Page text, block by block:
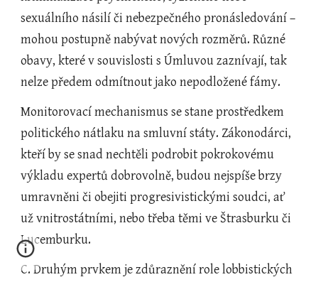
sexuálního násilí či nebezpečného pronásledování –
mohou postupně nabývat nových rozměrů. Různé
obavy, které v souvislosti s Úmluvou zaznívají, tak
nelze předem odmítnout jako nepodložené fámy.
Monitorovací mechanismus se stane prostředkem
politického nátlaku na smluvní státy. Zákonodárci,
kteří by se snad nechtěli podrobit pokrokovému
výkladu expertů dobrovolně, budou nejspíše brzy
umravněni či obejiti progresivistickými soudci, ať
už vnitrostátními, nebo třeba těmi ve Štrasburku či
Lucemburku.
C. Druhým prvkem je zdůraznění role lobbistických